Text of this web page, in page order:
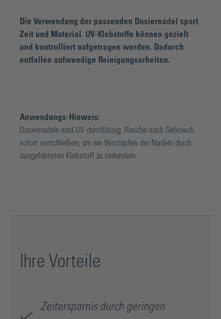
Die Verwendung der passenden Dosiernadel spart
Zeit und Material. UV-Klebstoffe können gezielt
und kontrolliert aufgetragen werden. Dadurch
entfallen aufwendige Reinigungsarbeiten.
Anwendungs-Hinweis:
Dosiernadeln sind UV-durchlässig. Flasche nach Gebrauch
sofort verschließen, um ein Verstopfen der Nadeln durch
ausgehärteten Klebstoff zu verhindern.
Ihre Vorteile
Zeitersparnis durch geringen